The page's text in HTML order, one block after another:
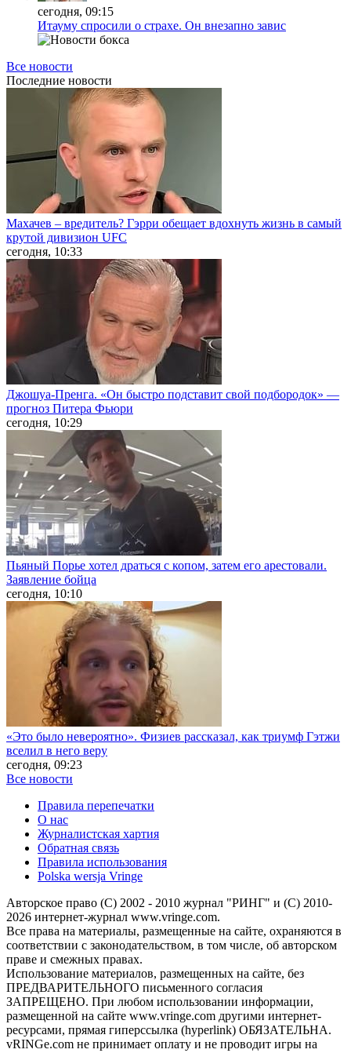
сегодня, 09:15
Итауму спросили о страхе. Он внезапно завис
Все новости
Последние новости
Махачев – вредитель? Гэрри обещает вдохнуть жизнь в самый
крутой дивизион UFC
сегодня, 10:33
Джошуа-Пренга. «Он быстро подставит свой подбородок» —
прогноз Питера Фьюри
сегодня, 10:29
Пьяный Порье хотел драться с копом, затем его арестовали.
Заявление бойца
сегодня, 10:10
«Это было невероятно». Физиев рассказал, как триумф Гэтжи
вселил в него веру
сегодня, 09:23
Все новости
Правила перепечатки
О нас
Журналистская хартия
Обратная связь
Правила использования
Polska wersja Vringe
Авторское право (С) 2002 - 2010 журнал "РИНГ" и (С) 2010-
2026 интернет-журнал www.vringe.com.
Все права на материалы, размещенные на сайте, охраняются в
соответствии с законодательством, в том числе, об авторском
праве и смежных правах.
Использование материалов, размещенных на сайте, без
ПРЕДВАРИТЕЛЬНОГО письменного согласия
ЗАПРЕЩЕНО. При любом использовании информации,
размещенной на сайте www.vringe.com другими интернет-
ресурсами, прямая гиперссылка (hyperlink) ОБЯЗАТЕЛЬНА.
vRINGe.com не принимает оплату и не проводит игры на